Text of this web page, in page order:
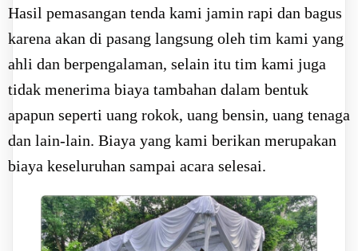
Hasil pemasangan tenda kami jamin rapi dan bagus
karena akan di pasang langsung oleh tim kami yang
ahli dan berpengalaman, selain itu tim kami juga
tidak menerima biaya tambahan dalam bentuk
apapun seperti uang rokok, uang bensin, uang tenaga
dan lain-lain. Biaya yang kami berikan merupakan
biaya keseluruhan sampai acara selesai.